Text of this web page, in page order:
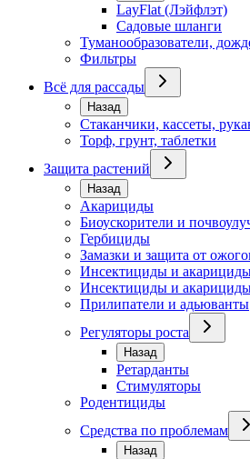
LayFlat (Лэйфлэт)
Садовые шланги
Туманообразователи,
Фильтры
Всё для рассады
Назад
Стаканчики, кассеты,
Торф, грунт, таблетки
Защита растений
Назад
Акарициды
Биоускорители и
Гербициды
Замазки и защита от
Инсектициды и
Инсектициды и
Прилипатели и адьюванты
Регуляторы роста
Назад
Ретарданты
Стимуляторы
Родентициды
Средства по проблемам
Назад